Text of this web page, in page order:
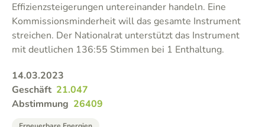
Effizienzsteigerungen untereinander handeln. Eine
Kommissionsminderheit will das gesamte Instrument
streichen. Der Nationalrat unterstützt das Instrument
mit deutlichen 136:55 Stimmen bei 1 Enthaltung.
14.03.2023
Geschäft 21.047
Abstimmung 26409